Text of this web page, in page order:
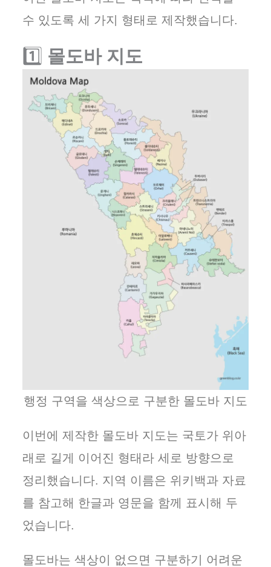
수 있도록 세 가지 형태로 제작했습니다.
1️⃣ 몰도바 지도
행정 구역을 색상으로 구분한 몰도바 지도
이번에 제작한 몰도바 지도는 국토가 위아
래로 길게 이어진 형태라 세로 방향으로
정리했습니다. 지역 이름은 위키백과 자료
를 참고해 한글과 영문을 함께 표시해 두
었습니다.
몰도바는 색상이 없으면 구분하기 어려운